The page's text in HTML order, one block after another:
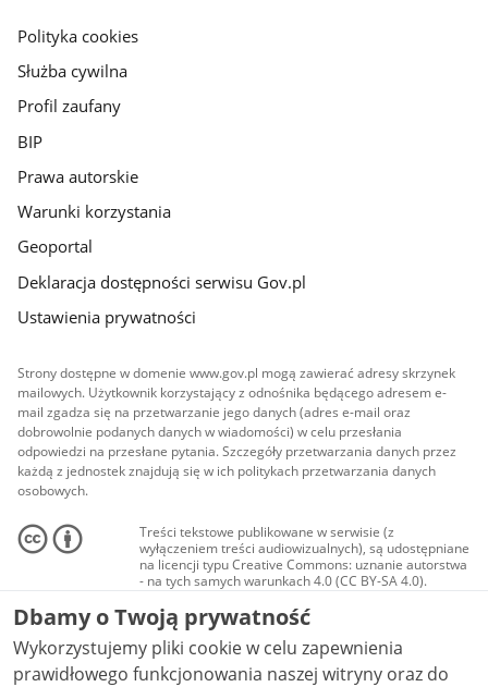
gov.pl
Polityka cookies
Służba cywilna
Profil zaufany
BIP
Prawa autorskie
Warunki korzystania
Geoportal
Deklaracja dostępności serwisu Gov.pl
Ustawienia prywatności
Strony dostępne w domenie www.gov.pl mogą zawierać adresy skrzynek
mailowych. Użytkownik korzystający z odnośnika będącego adresem e-
mail zgadza się na przetwarzanie jego danych (adres e-mail oraz
dobrowolnie podanych danych w wiadomości) w celu przesłania
odpowiedzi na przesłane pytania. Szczegóły przetwarzania danych przez
każdą z jednostek znajdują się w ich politykach przetwarzania danych
osobowych.
Treści tekstowe publikowane w serwisie (z
wyłączeniem treści audiowizualnych), są udostępniane
na licencji typu Creative Commons: uznanie autorstwa
- na tych samych warunkach 4.0 (CC BY-SA 4.0).
Materiały audiowizualne, w tym zdjęcia, materiały
audio i wideo, są udostępniane na licencji typu
Creative Commons: uznanie autorstwa użycie
niekomercyjne - bez utworów zależnych 4.0 (CC BY-
NC-ND 4.0), o ile nie jest to stwierdzone inaczej.
Dbamy o Twoją prywatność
Wykorzystujemy pliki cookie w celu zapewnienia
prawidłowego funkcjonowania naszej witryny oraz do